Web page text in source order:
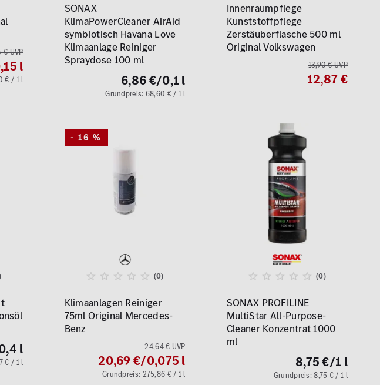
€ UVP
l
€ / 1 l
SONAX
KlimaPowerCleaner AirAid
symbiotisch Havana Love
Klimaanlage Reiniger
Spraydose 100 ml
6,86 €/0,1 l
Grundpreis: 68,60 € / 1 l
Innenraumpflege
Kunststoffpflege
Zerstäuberflasche 500 ml
Original Volkswagen
13,90 € UVP
12,87 €
l
€ / 1 l
- 16 %
(0)
Klimaanlagen Reiniger
75ml Original Mercedes-
Benz
24,64 € UVP
20,69 €/0,075 l
Grundpreis: 275,86 € / 1 l
(0)
SONAX PROFILINE
MultiStar All-Purpose-
Cleaner Konzentrat 1000
ml
8,75 €/1 l
Grundpreis: 8,75 € / 1 l